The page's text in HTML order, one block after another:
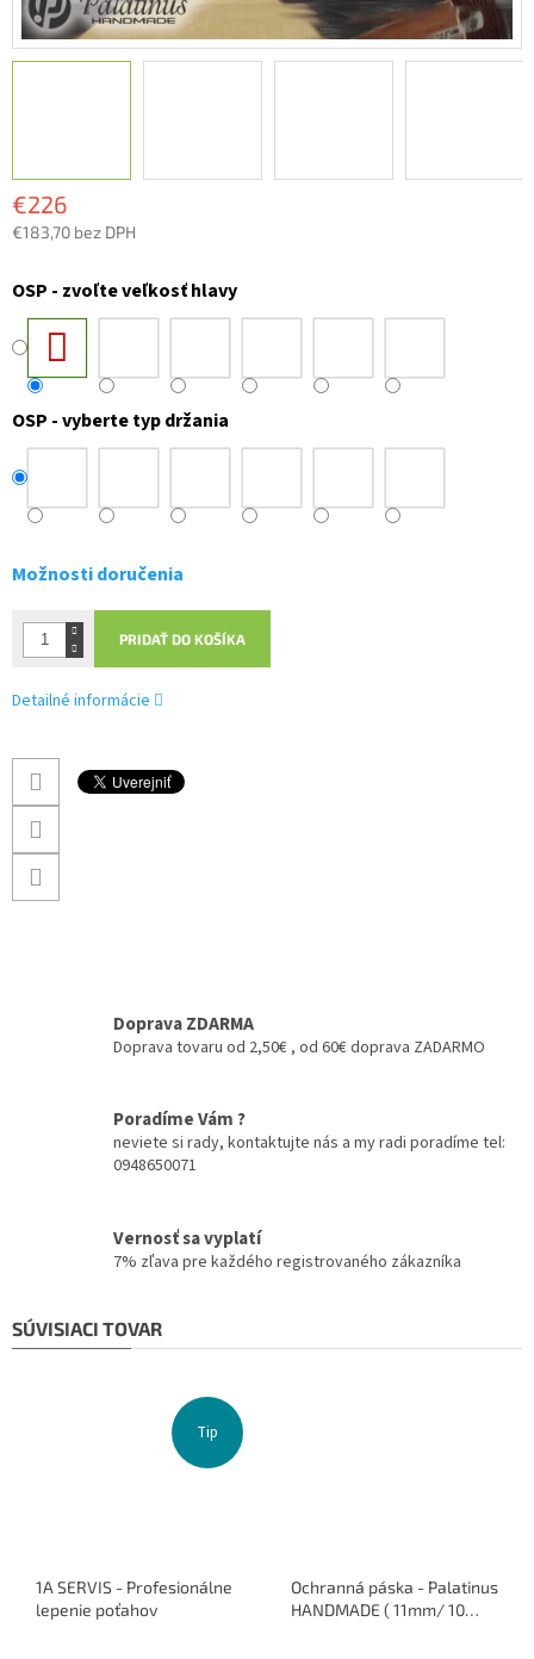
€226
€183,70 bez DPH
cena:
OSP - zvoľte veľkosť hlavy
OSP - vyberte typ držania
Možnosti doručenia
PRIDAŤ DO KOŠÍKA
Detailné informácie
Doprava ZDARMA
Doprava tovaru od 2,50€ , od 60€ doprava ZADARMO
Poradíme Vám ?
neviete si rady, kontaktujte nás a my radi poradíme tel:
0948650071
Vernosť sa vyplatí
7% zľava pre každého registrovaného zákazníka
SÚVISIACI TOVAR
Tip
1A SERVIS - Profesionálne
lepenie poťahov
Ochranná páska - Palatinus
HANDMADE ( 11mm/ 10